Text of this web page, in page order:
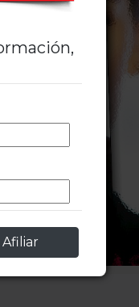
Afiliar